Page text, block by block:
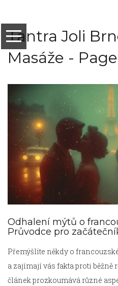
Tantra Joli
Masáže -
Odhalení mýtů o
Průvodce pro
Přemýšlíte někdy o
a zajímají vás fakta proti běžně
článek prozkoumává různé